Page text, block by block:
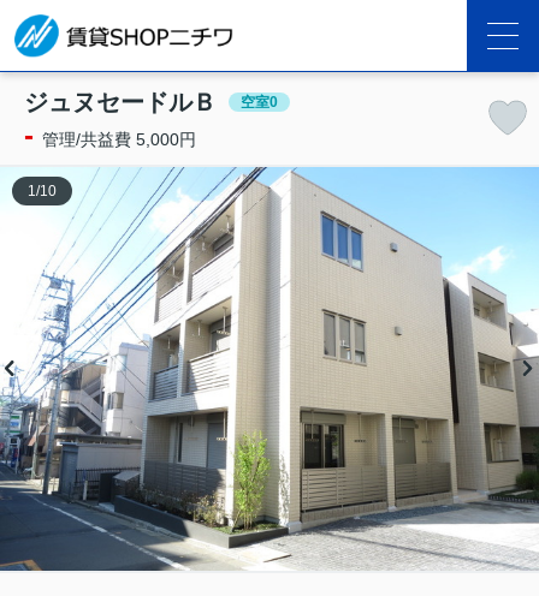
ジュヌセードルＢ 空室0
- 管理/共益費 5,000円
1 /10